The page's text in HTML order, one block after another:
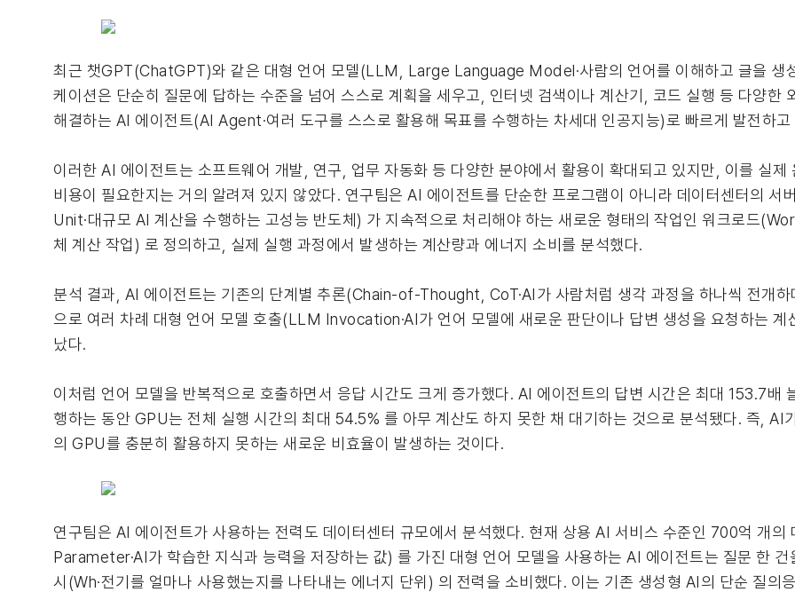
최근 챗GPT(ChatGPT)와 같은 대형 언어 모델(LLM, Large Language Model·사람의 언어를 이해하고 글을 생
케이션은 단순히 질문에 답하는 수준을 넘어 스스로 계획을 세우고, 인터넷 검색이나 계산기, 코드 실행 등 다양한
해결하는 AI 에이전트(AI Agent·여러 도구를 스스로 활용해 목표를 수행하는 차세대 인공지능)로 빠르게 발전하
이러한 AI 에이전트는 소프트웨어 개발, 연구, 업무 자동화 등 다양한 분야에서 활용이 확대되고 있지만, 이를 실제
비용이 필요한지는 거의 알려져 있지 않았다. 연구팀은 AI 에이전트를 단순한 프로그램이 아니라 데이터센터의
Unit·대규모 AI 계산을 수행하는 고성능 반도체) 가 지속적으로 처리해야 하는 새로운 형태의 작업인 워크로드
체 계산 작업) 로 정의하고, 실제 실행 과정에서 발생하는 계산량과 에너지 소비를 분석했다.
분석 결과, AI 에이전트는 기존의 단계별 추론(Chain-of-Thought, CoT·AI가 사람처럼 생각 과정을 하나씩 전개
으로 여러 차례 대형 언어 모델 호출(LLM Invocation·AI가 언어 모델에 새로운 판단이나 답변 생성을 요청하는 계
났다.
이처럼 언어 모델을 반복적으로 호출하면서 응답 시간도 크게 증가했다. AI 에이전트의 답변 시간은 최대 153.7배
행하는 동안 GPU는 전체 실행 시간의 최대 54.5% 를 아무 계산도 하지 못한 채 대기하는 것으로 분석됐다. 즉, AI
의 GPU를 충분히 활용하지 못하는 새로운 비효율이 발생하는 것이다.
연구팀은 AI 에이전트가 사용하는 전력도 데이터센터 규모에서 분석했다. 현재 상용 AI 서비스 수준인 700억 개의
Parameter·AI가 학습한 지식과 능력을 저장하는 값) 를 가진 대형 언어 모델을 사용하는 AI 에이전트는 질문 한
시(Wh·전기를 얼마나 사용했는지를 나타내는 에너지 단위) 의 전력을 소비했다. 이는 기존 생성형 AI의 단순 질의